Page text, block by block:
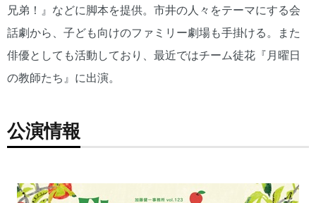
兄弟！』などに脚本を提供。市井の人々をテーマにする会
話劇から、子ども向けのファミリー劇場も手掛ける。また
俳優としても活動しており、最近ではチーム徒花『月曜日
の教師たち』に出演。
公演情報